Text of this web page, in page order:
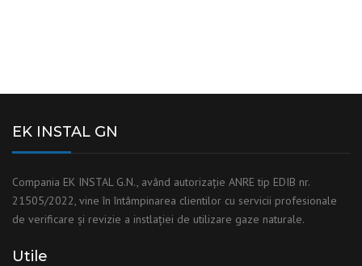
EK INSTAL GN
Compania EK INSTAL G.N., având autorizaţie ANRE tip EDIB nr.
21505/2022, vine în întâmpinarea clientilor cu servicii profesionale
de verificare și revizie a instlaţiei de utilizare gaze naturale.
Utile